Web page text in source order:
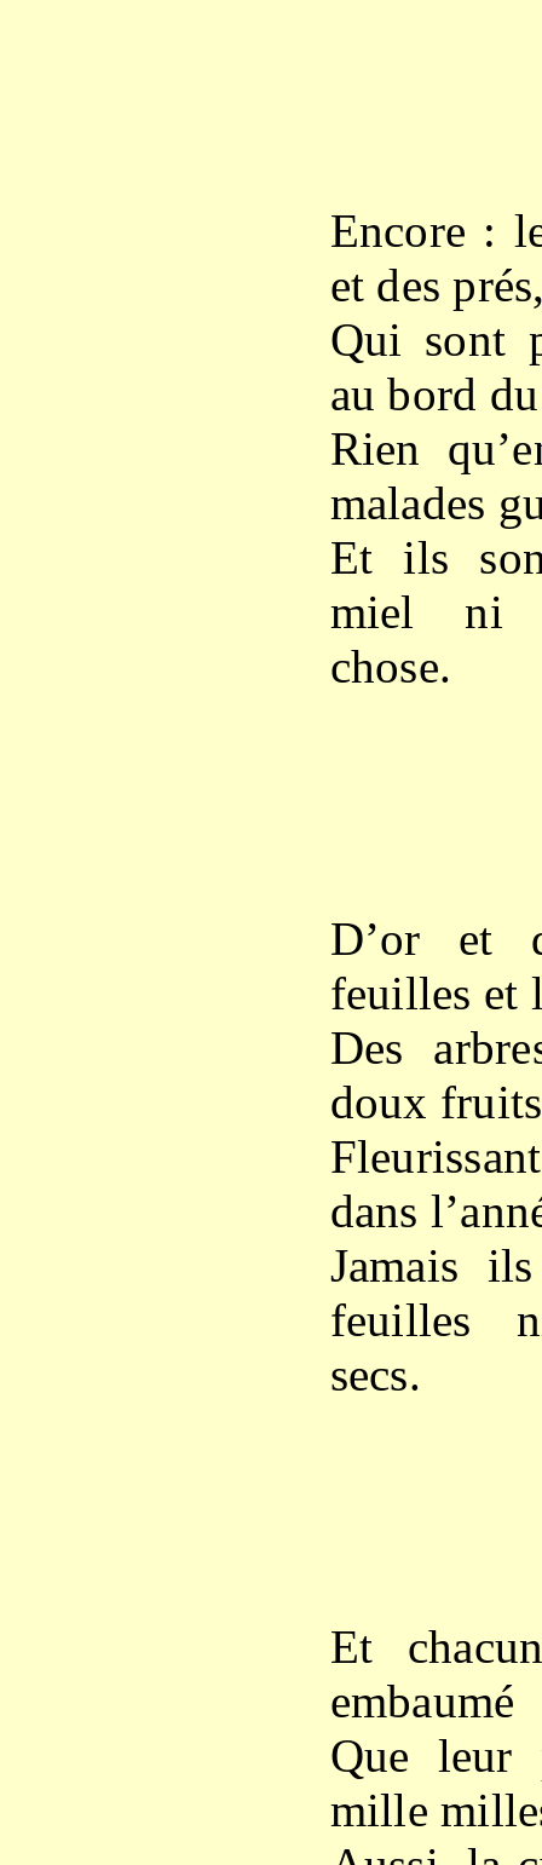
Encore :
et des
Qui sont
au bord
Rien
malades
Et ils
miel ni
chose.
D’or et
feuilles et
Des
doux
dans
Jamais
feuilles
secs.
Et
embaumé
Que leur
mille